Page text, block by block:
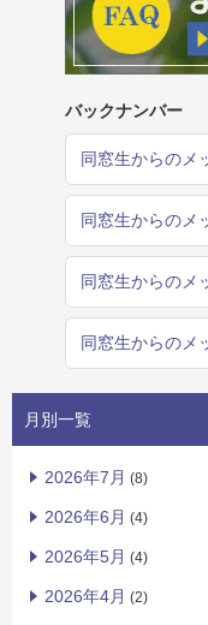
バックナンバー
同窓生からのメ
同窓生からのメ
同窓生からのメ
同窓生からのメ
月別一覧
2026年7月 (8)
2026年6月 (4)
2026年5月 (4)
2026年4月 (2)